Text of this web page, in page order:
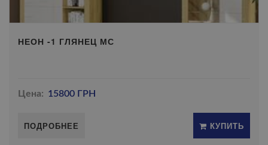
НЕОН -1 ГЛЯНЕЦ МС
Цена: 15800 ГРН
ПОДРОБНЕЕ КУПИТЬ